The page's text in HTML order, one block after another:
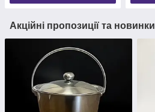
Акційні пропозиції та новинки